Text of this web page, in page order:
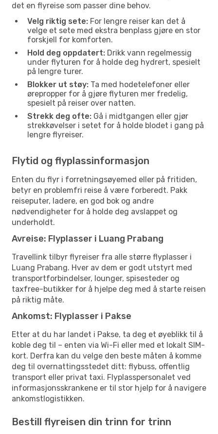
det en flyreise som passer dine behov.
Velg riktig sete: For lengre reiser kan det å
velge et sete med ekstra benplass gjøre en stor
forskjell for komforten.
Hold deg oppdatert: Drikk vann regelmessig
under flyturen for å holde deg hydrert, spesielt
på lengre turer.
Blokker ut støy: Ta med hodetelefoner eller
ørepropper for å gjøre flyturen mer fredelig,
spesielt på reiser over natten.
Strekk deg ofte: Gå i midtgangen eller gjør
strekkøvelser i setet for å holde blodet i gang på
lengre flyreiser.
Flytid og flyplassinformasjon
Enten du flyr i forretningsøyemed eller på fritiden,
betyr en problemfri reise å være forberedt. Pakk
reiseputer, ladere, en god bok og andre
nødvendigheter for å holde deg avslappet og
underholdt.
Avreise: Flyplasser i Luang Prabang
Travellink tilbyr flyreiser fra alle større flyplasser i
Luang Prabang. Hver av dem er godt utstyrt med
transportforbindelser, lounger, spisesteder og
taxfree-butikker for å hjelpe deg med å starte reisen
på riktig måte.
Ankomst: Flyplasser i Pakse
Etter at du har landet i Pakse, ta deg et øyeblikk til å
koble deg til – enten via Wi-Fi eller med et lokalt SIM-
kort. Derfra kan du velge den beste måten å komme
deg til overnattingsstedet ditt: flybuss, offentlig
transport eller privat taxi. Flyplasspersonalet ved
informasjonsskrankene er til stor hjelp for å navigere
ankomstlogistikken.
Bestill flyreisen din trinn for trinn